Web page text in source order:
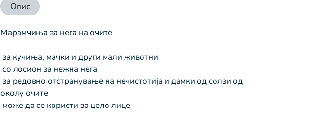
Опис
Марамчиња за нега на очите
за кучиња, мачки и други мали животни
со лосион за нежна нега
околу очите
може да се користи за цело лице